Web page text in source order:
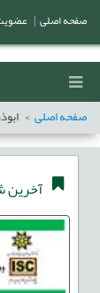
صفحه اصلی
آخرین
صفحه اصلی